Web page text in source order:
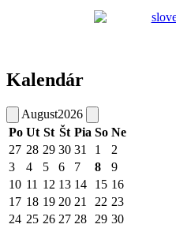
Kalendár
August2026
Po Ut St Št Pia So Ne
27 28 29 30 31 1
2
3
4 5 6 7 8
9
10 11 12 13 14 15 16
17 18 19 20 21 22 23
24 25 26 27 28 29 30